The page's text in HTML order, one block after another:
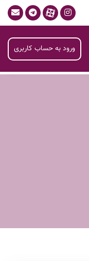
ورود به حساب کاربری